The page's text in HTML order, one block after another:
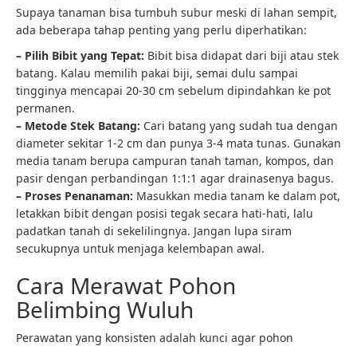
Supaya tanaman bisa tumbuh subur meski di lahan sempit,
ada beberapa tahap penting yang perlu diperhatikan:
– Pilih Bibit yang Tepat: Bibit bisa didapat dari biji atau stek
batang. Kalau memilih pakai biji, semai dulu sampai
tingginya mencapai 20-30 cm sebelum dipindahkan ke pot
permanen.
– Metode Stek Batang: Cari batang yang sudah tua dengan
diameter sekitar 1-2 cm dan punya 3-4 mata tunas. Gunakan
media tanam berupa campuran tanah taman, kompos, dan
pasir dengan perbandingan 1:1:1 agar drainasenya bagus.
– Proses Penanaman: Masukkan media tanam ke dalam pot,
letakkan bibit dengan posisi tegak secara hati-hati, lalu
padatkan tanah di sekelilingnya. Jangan lupa siram
secukupnya untuk menjaga kelembapan awal.
Cara Merawat Pohon
Belimbing Wuluh
Perawatan yang konsisten adalah kunci agar pohon